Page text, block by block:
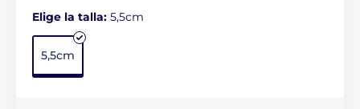
Elige la talla: 5,5cm
5,5cm